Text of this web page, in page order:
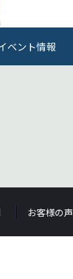
ベント情報
お客様の声